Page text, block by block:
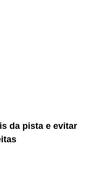
da pista e evitar